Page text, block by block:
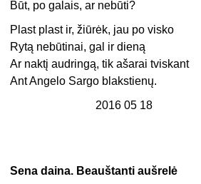
Būt, po galais, ar nebūti?
Plast plast ir, žiūrėk, jau po visko
Rytą nebūtinai, gal ir dieną
Ar naktį audringą, tik ašarai tviskant
Ant Angelo Sargo blakstienų.
2016 05 18
Sena daina. Beauštanti aušrelė